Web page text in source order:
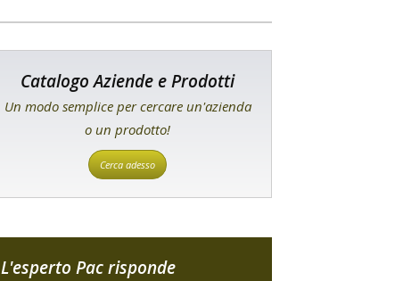
Catalogo Aziende e Prodotti
Un modo semplice per cercare un'azienda
o un prodotto!
Cerca adesso
L'esperto Pac risponde